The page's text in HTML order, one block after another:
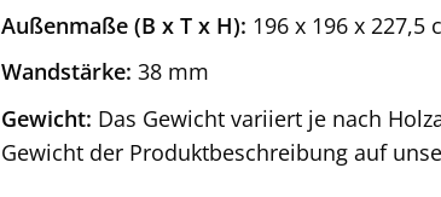
Außenmaße (B x T x H): 196 x 196 x 227,5
Wandstärke: 38 mm
Gewicht: Das Gewicht variiert je nach
Gewicht der Produktbeschreibung auf